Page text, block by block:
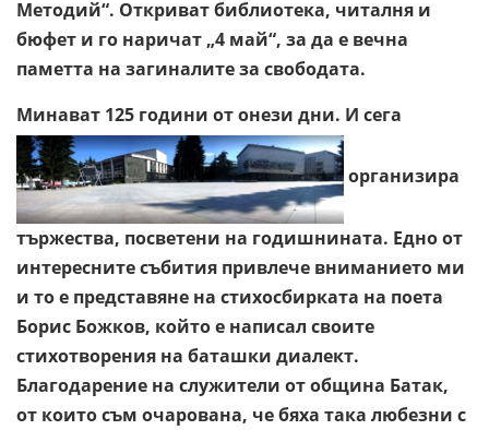
Методий“. Откриват библиотека, читалня и
бюфет и го наричат „4 май“, за да е вечна
паметта на загиналите за свободата.
Минават 125 години от онези дни. И сега
организира
тържества, посветени на годишнината. Едно от
интересните събития привлече вниманието ми
и то е представяне на стихосбирката на поета
Борис Божков, който е написал своите
стихотворения на баташки диалект.
Благодарение на служители от община Батак,
от които съм очарована, че бяха така любезни с